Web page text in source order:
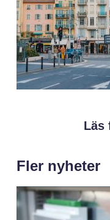
Läs
Fler nyheter